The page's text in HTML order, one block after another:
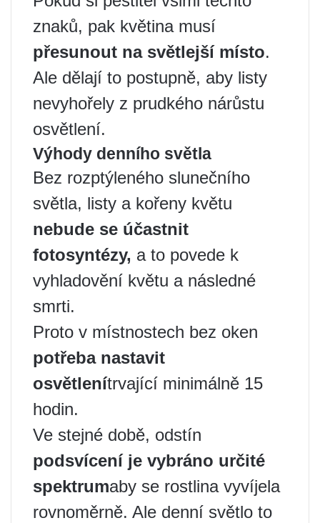
znaků, pak květina musí
přesunout na světlejší místo.
Ale dělají to postupně, aby listy
nevyhořely z prudkého nárůstu
osvětlení.
Výhody denního světla
Bez rozptýleného slunečního
světla, listy a kořeny květu
nebude se účastnit
fotosyntézy, a to povede k
vyhladovění květu a následné
smrti.
Proto v místnostech bez oken
potřeba nastavit
osvětlenítrvající minimálně 15
hodin.
Ve stejné době, odstín
podsvícení je vybráno určité
spektrumaby se rostlina vyvíjela
rovnoměrně. Ale denní světlo to